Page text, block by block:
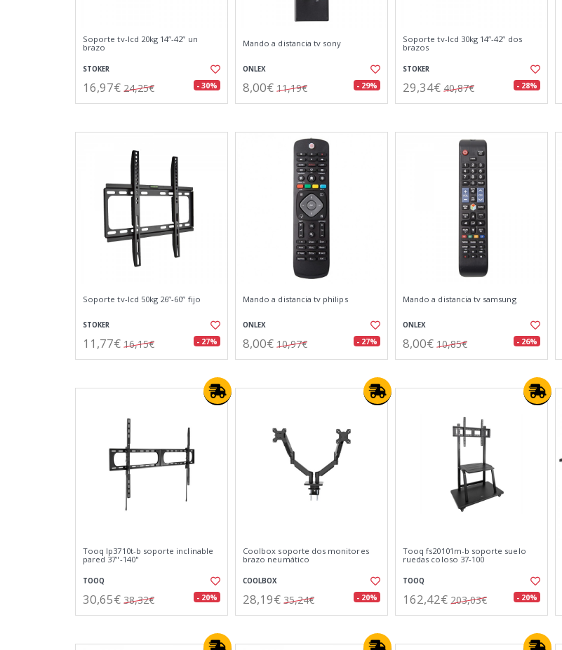
Soporte tv-lcd 20kg 14”-42” un
brazo
STOKER
16,97€ 24,25€ - 30%
Mando a distancia tv sony
ONLEX
8,00€ 11,19€ - 29%
Soporte tv-lcd 30kg 14”-42” dos
brazos
STOKER
29,34€ 40,87€ - 28%
Soporte tv-lcd 50kg 26”-60” fijo
STOKER
11,77€ 16,15€ - 27%
Mando a distancia tv philips
ONLEX
8,00€ 10,97€ - 27%
Mando a distancia tv samsung
ONLEX
8,00€ 10,85€ - 26%
Tooq lp3710t-b soporte inclinable
pared 37"-140"
TOOQ
30,65€ 38,32€ - 20%
Coolbox soporte dos monitores
brazo neumático
COOLBOX
28,19€ 35,24€ - 20%
Tooq fs20101m-b soporte suelo
ruedas coloso 37-100
TOOQ
162,42€ 203,03€ - 20%